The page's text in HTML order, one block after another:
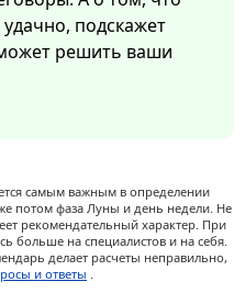
удачно, подскажет
решить ваши
самым важным в определении
потом фаза Луны и день недели. Не
рекомендательный характер. При
больше на специалистов и на себя.
делает расчеты неправильно,
и ответы .